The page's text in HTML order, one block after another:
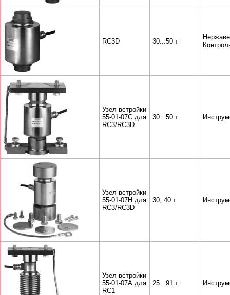
RC3D 30...50 т
Узел встройки
55-01-07С для
RC3/RC3D
30...50 т
Узел встройки
55-01-07Н для
RC3/RC3D
30, 40 т
Узел встройки
55-01-07А для
RC1
25...91 т